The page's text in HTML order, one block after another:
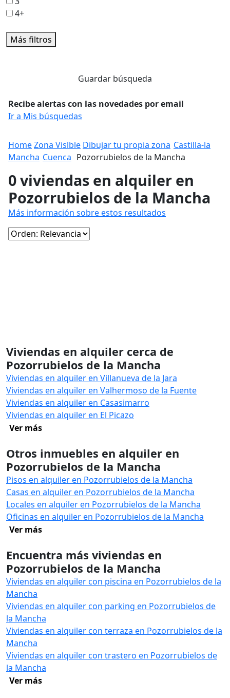
4+
Más filtros
Guardar búsqueda
Recibe alertas con las novedades por email
Ir a Mis búsquedas
HomeZona Vislble Dibujar tu propia zona Castilla-la
Mancha Cuenca Pozorrubielos de la Mancha
0 viviendas en alquiler en
Pozorrubielos de la Mancha
Más información sobre estos resultados
Viviendas en alquiler cerca de
Pozorrubielos de la Mancha
Viviendas en alquiler en Villanueva de la Jara
Viviendas en alquiler en Valhermoso de la Fuente
Viviendas en alquiler en Casasimarro
Viviendas en alquiler en El Picazo
Ver más
Otros inmuebles en alquiler en
Pozorrubielos de la Mancha
Pisos en alquiler en Pozorrubielos de la Mancha
Casas en alquiler en Pozorrubielos de la Mancha
Locales en alquiler en Pozorrubielos de la Mancha
Oficinas en alquiler en Pozorrubielos de la Mancha
Ver más
Encuentra más viviendas en
Pozorrubielos de la Mancha
Viviendas en alquiler con piscina en Pozorrubielos de la
Mancha
Viviendas en alquiler con parking en Pozorrubielos de
la Mancha
Viviendas en alquiler con terraza en Pozorrubielos de la
Mancha
Viviendas en alquiler con trastero en Pozorrubielos de
la Mancha
Ver más